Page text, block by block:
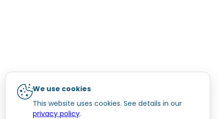
We use cookies
This website uses cookies. See details in our
privacy policy.